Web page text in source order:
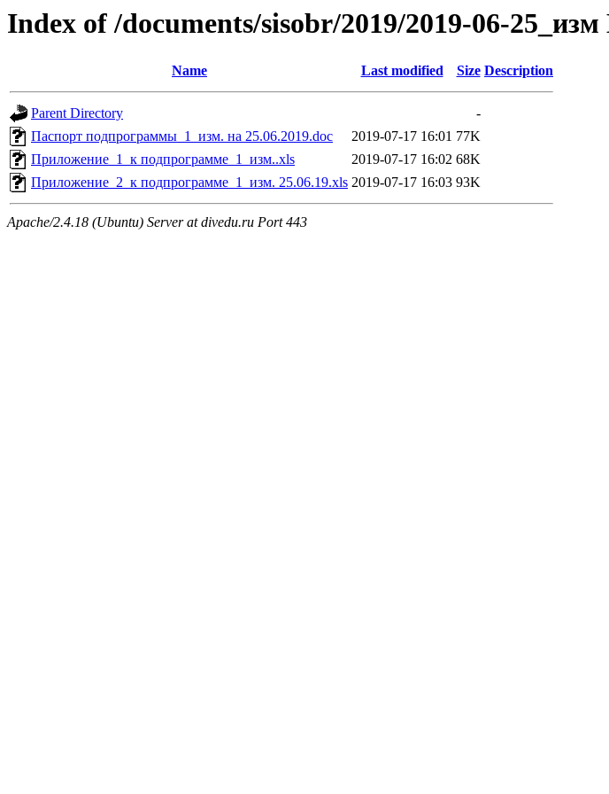
Index of /documents/sisobr/2019/2019-06-
Name Last modified Size Description
Parent Directory
-
Паспорт подпрограммы_1_изм. на 25.06.2019.doc
2019-07-17 16:01 77K
Приложение_1_к подпрограмме_1_изм..xls
2019-07-17 16:02 68K
Приложение_2_к подпрограмме_1_изм. 25.06.19.xls 2019-07-17 16:03 93K
Apache/2.4.18 (Ubuntu) Server at divedu.ru Port 443